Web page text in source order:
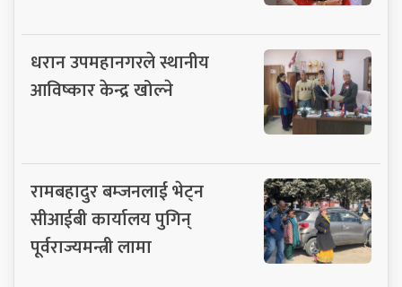
धरान उपमहानगरले स्थानीय
आविष्कार केन्द्र खोल्ने
रामबहादुर बम्जनलाई भेट्न
सीआईबी कार्यालय पुगिन्
पूर्वराज्यमन्त्री लामा